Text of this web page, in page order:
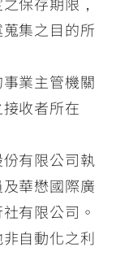
集之目的所
業主管機關
收者所在
有限公司執
華懋國際廣
有限公司。
自動化之利